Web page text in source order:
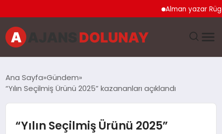
Alman yazar Rügemer:
EĞITIM
EKONOMI
Ana Sayfa Gündem
“Yılın Seçilmiş Ürünü 2025” kazananları açıklandı
“Yılın Seçilmiş Ürünü 2025”